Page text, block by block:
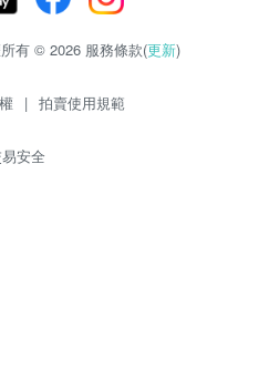
有 © 2026 服務條款(更新)
| 拍賣使用規範
安全